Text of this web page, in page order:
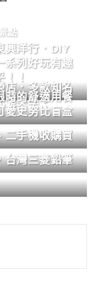
點
興洋行．DIY
系列好玩有趣
！
店．多款知名
鏡美學。
時的舒適用餐
愛史努比盲盒
二手機收購買
台灣三菱鉛筆